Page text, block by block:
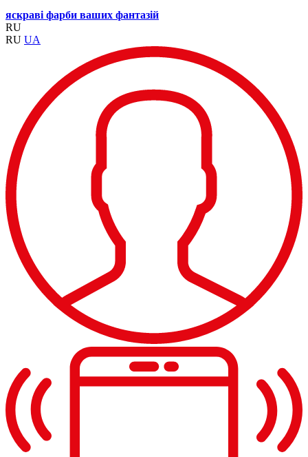
яскраві фарби ваших фантазій
RU
RU UA